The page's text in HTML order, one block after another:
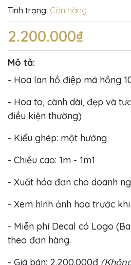
Tình trạng: Còn hàng
2.200.000₫
Mô tả:
- Hoa lan hồ điệp má hồng
- Hoa to, cành dài, đẹp và
điều kiện thường)
- Kiểu ghép: một hướng
- Chiều cao: 1m - 1m1
- Xuất hóa đơn cho doanh
- Xem hình ảnh hoa trước
- Miễn phí Decal có Logo
theo đơn hàng.
- Giá bán: 2.200.000đ